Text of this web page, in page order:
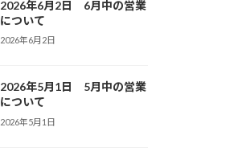
2026年6月2日 6月中の営業
について
2026年6月2日
2026年5月1日 5月中の営業
について
2026年5月1日